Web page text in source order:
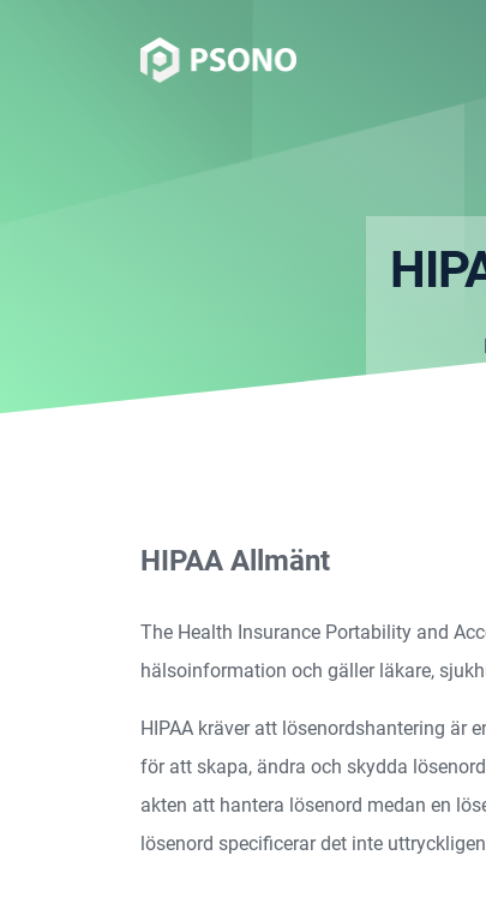
HIPAA Allmänt
The Health Insurance Portability and
hälsoinformation och gäller läkare,
HIPAA kräver att lösenordshantering är
för att skapa, ändra och skydda
akten att hantera lösenord medan en
lösenord specificerar det inte